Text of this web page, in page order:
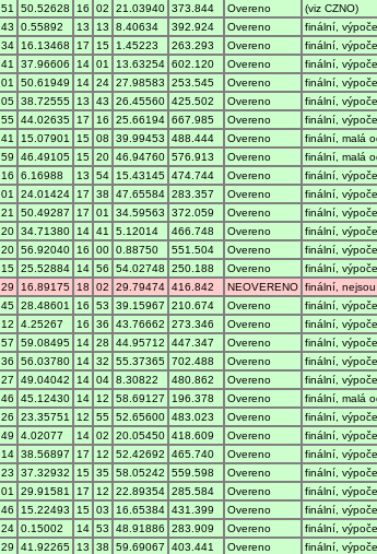
51 50.52628 16 02 21.03940 373.844 Overeno
(viz CZNO)
43 0.55892 13 13 8.40634 392.924 Overeno
finální,
34 16.13468 17 15 1.45223 263.293 Overeno
finální,
41 37.96606 14 01 13.63254 602.120 Overeno
finální,
01 50.61949 14 24 27.98583 253.545 Overeno
finální,
05 38.72555 13 43 26.45560 425.502 Overeno
finální,
55 44.02635 17 16 25.66194 667.985 Overeno
finální,
41 15.07901 15 08 39.99453 488.444 Overeno
finální, malá
59 46.49105 15 20 46.94760 576.913 Overeno
finální, malá
16 6.16988 13 54 15.43145 474.744 Overeno
finální,
01 24.01424 17 38 47.65584 283.357 Overeno
finální,
21 50.49287 17 01 34.59563 372.059 Overeno
finální,
20 34.71380 14 41 5.12014 466.748 Overeno
finální,
20 56.92040 16 00 0.88750 551.504 Overeno
finální,
15 25.52884 14 56 54.02748 250.188 Overeno
finální,
29 16.89175 18 02 29.79474 416.842 NEOVERENO finální,
45 28.48601 16 53 39.15967 210.674 Overeno
finální,
12 4.25267 16 36 43.76662 273.346 Overeno
finální,
57 59.08495 14 28 44.95712 447.347 Overeno
finální,
36 56.03780 14 32 55.37365 702.488 Overeno
finální,
27 49.04042 14 04 8.30822 480.862 Overeno
finální,
46 45.12430 14 12 58.69127 196.378 Overeno
finální, malá
26 23.35751 12 55 52.65600 483.023 Overeno
finální,
49 4.02077 14 02 20.05450 418.609 Overeno
finální,
14 38.56897 17 12 52.42692 465.740 Overeno
finální,
23 37.32932 15 35 58.05242 559.598 Overeno
finální,
01 29.91581 17 12 22.89354 285.584 Overeno
finální,
46 15.22493 15 03 16.65384 431.399 Overeno
finální,
24 0.15002 14 53 48.91886 283.909 Overeno
finální,
29 41.92265 13 38 59.69067 403.441 Overeno
finální,